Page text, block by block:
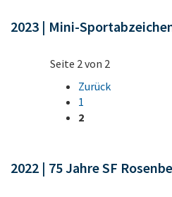
2023 | Mini-
Seite 2 von 2
Zurück
1
2
2022 | 75 Jahre SF